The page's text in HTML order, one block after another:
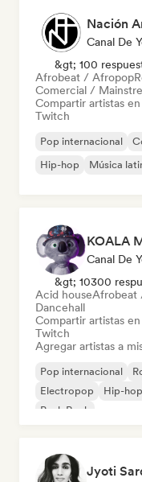
Nación
Canal De
&gt; 100
Afrobeat / Afropop
Comercial /
Compartir artistas
Twitch
Pop internacional
Hip-hop
Música
KOALA
Canal De
&gt; 10300
Acid houseAfrobeat
Dancehall
Compartir artistas
Twitch
Agregar artistas a
Pop internacional
Electropop
Hip-hop
Punk Rock
Jyoti